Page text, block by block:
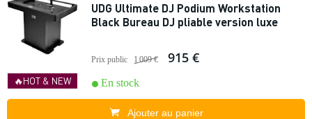
🔥HOT & NEW
UDG Ultimate DJ Podium Workstation
Black Bureau DJ pliable version luxe
Prix public 1 009 € 915 €
En stock
Ajouter au panier